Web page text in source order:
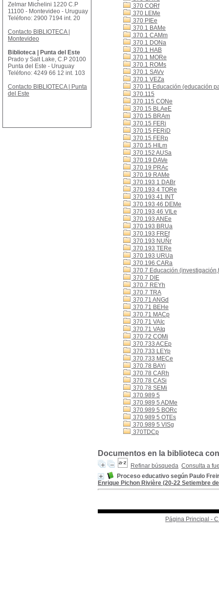
370 CORf
370 LEMe
370 PIEe
370.1 BAMe
370.1 CAMm
370.1 DONa
370.1 HAB
370.1 MORe
370.1 ROMs
370.1 SAVv
370.1 VEZa
370.11 Educación (educación
370.115
370.115 CONe
370.15 BLAeE
370.15 BRAm
370.15 FERi
370.15 FERiD
370.15 FERp
370.15 HILm
370.152 AUSa
370.19 DAVe
370.19 PRAc
370.19 RAMe
370.193 1 DABr
370.193 4 TORe
370.193 41 INT
370.193 46 DEMe
370.193 46 VILe
370.193 ANEe
370.193 BRUa
370.193 FREf
370.193 NUÑr
370.193 TERe
370.193 URUa
370.196 CARa
370.7 Educación
370.7 DIE
370.7 REYh
370.7 TRA
370.71 ANGd
370.71 BEHe
370.71 MACp
370.71 VAIc
370.71 VAIq
370.72 COMi
370.733 ACEp
370.733 LEYp
370.733 MECe
370.78 BAYi
370.78 CARh
370.78 CASi
370.78 SEMi
370.989 5
370.989 5 ADMe
370.989 5 BORc
370.989 5 OTEs
370.989 5 VISg
370TDCp
Documentos en la biblioteca
Refinar búsqueda Consulta a
Proceso educativo según Paulo
Enrique Pichon Rivière (20-22 Setiembre
Página Principal -
Zelmar Michelini 1220 C.P
11100 - Montevideo - Uruguay
Teléfono: 2900 7194 int. 20
Contacto BIBLIOTECA |
Montevideo
Biblioteca | Punta del Este
Prado y Salt Lake, C.P 20100
Punta del Este - Uruguay
Teléfono: 4249 66 12 int. 103
Contacto BIBLIOTECA | Punta
del Este